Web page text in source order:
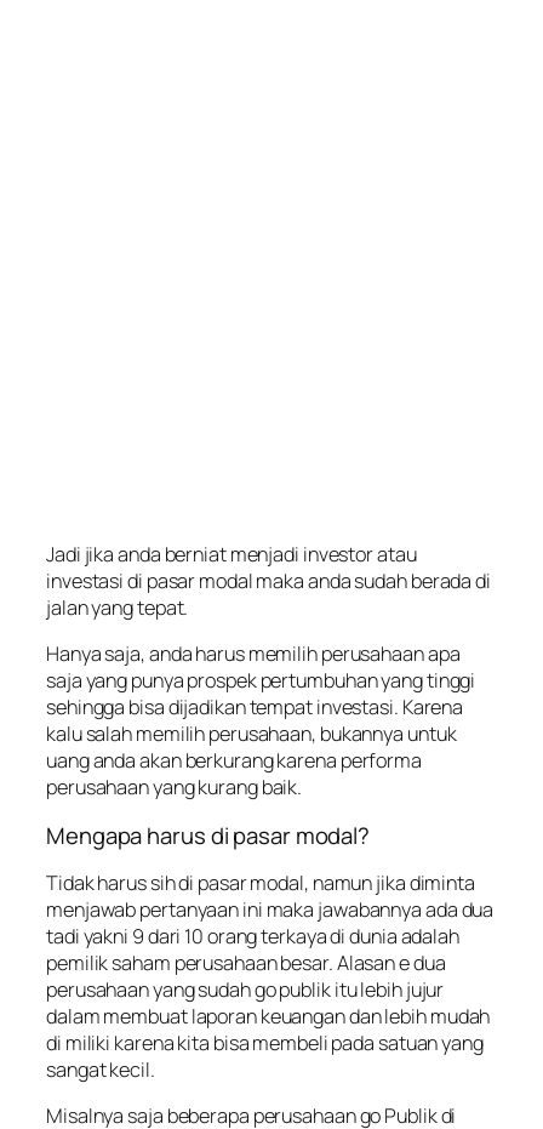
Jadi jika anda berniat menjadi investor atau
investasi di pasar modal maka anda sudah berada di
jalan yang tepat.
Hanya saja, anda harus memilih perusahaan apa
saja yang punya prospek pertumbuhan yang tinggi
sehingga bisa dijadikan tempat investasi. Karena
kalu salah memilih perusahaan, bukannya untuk
uang anda akan berkurang karena performa
perusahaan yang kurang baik.
Mengapa harus di pasar modal?
Tidak harus sih di pasar modal, namun jika diminta
menjawab pertanyaan ini maka jawabannya ada dua
tadi yakni 9 dari 10 orang terkaya di dunia adalah
pemilik saham perusahaan besar. Alasan e dua
perusahaan yang sudah go publik itu lebih jujur
dalam membuat laporan keuangan dan lebih mudah
di miliki karena kita bisa membeli pada satuan yang
sangat kecil.
Misalnya saja beberapa perusahaan go Publik di